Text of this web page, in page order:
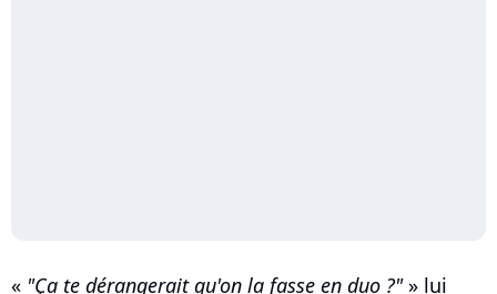
« "Ça te dérangerait qu'on la fasse en duo ?"» lui